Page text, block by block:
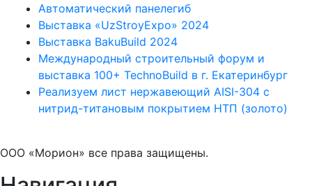
Автоматический панелегиб
Выставка «UzStroyExpo» 2024
Выставка BakuBuild 2024
Международный строительный форум и
выставка 100+ TechnoBuild в г. Екатеринбург
Реализуем лист нержавеющий AISI-304 с
нитрид-титановым покрытием НТП (золото)
ООО «Морион» все права защищены.